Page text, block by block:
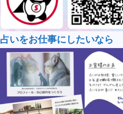
占いをお仕事にしたいなら